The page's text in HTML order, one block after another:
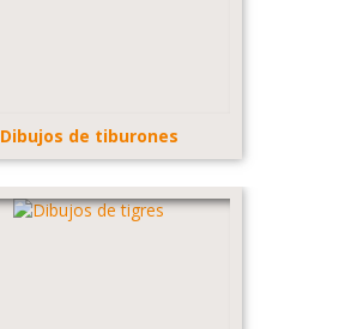
Dibujos de tiburones